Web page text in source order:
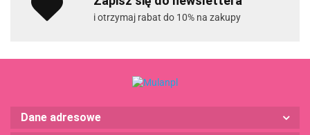
i otrzymaj rabat do 10% na zakupy
Dane adresowe